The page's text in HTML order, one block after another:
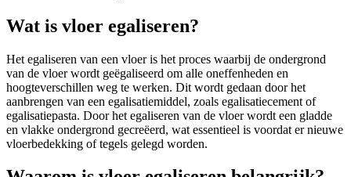
Wat is vloer egaliseren?
Het egaliseren van een vloer is het proces waarbij de ondergrond
van de vloer wordt geëgaliseerd om alle oneffenheden en
hoogteverschillen weg te werken. Dit wordt gedaan door het
aanbrengen van een egalisatiemiddel, zoals egalisatiecement of
egalisatiepasta. Door het egaliseren van de vloer wordt een gladde
en vlakke ondergrond gecreëerd, wat essentieel is voordat er nieuwe
vloerbedekking of tegels gelegd worden.